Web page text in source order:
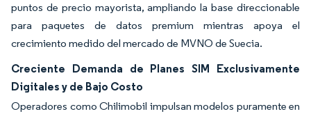
puntos de precio mayorista, ampliando la base direccionable
para paquetes de datos premium mientras apoya el
crecimiento medido del mercado de MVNO de Suecia.
Creciente Demanda de Planes SIM Exclusivamente
Digitales y de Bajo Costo
Operadores como Chilimobil impulsan modelos puramente en